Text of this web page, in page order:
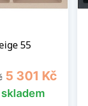
55
Cena
5 301 Kč